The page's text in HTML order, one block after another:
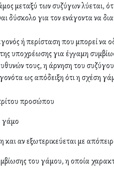
μεταξύ των συζύγων λύεται,
δύσκολο για τον ενάγοντα να
ή περίσταση που μπορεί
υποχρέωσης για έγγαμη
τους, η άρνηση του
ως απόδειξη ότι η σχέση
προσώπου
γάμο
αν εξωτερικεύεται με
του γάμου, η οποία